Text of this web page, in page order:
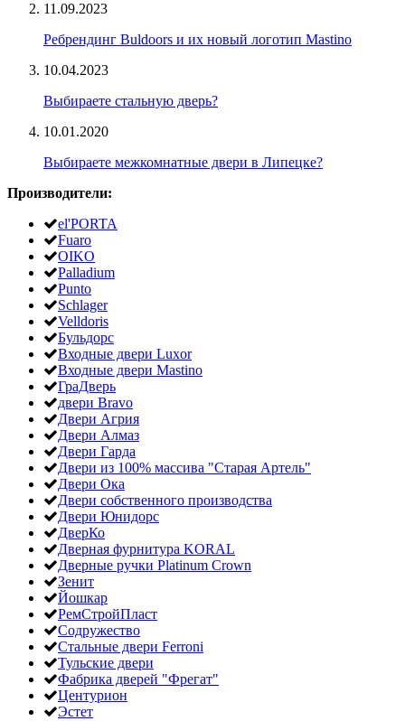
11.09.2023
Ребрендинг Buldoors и их новый логотип Mastino
10.04.2023
Выбираете стальную дверь?
10.01.2020
Выбираете межкомнатные двери в Липецке?
Производители:
el'PORTA
Fuaro
OIKO
Palladium
Punto
Schlager
Velldoris
Бульдорс
Входные двери Luxor
Входные двери Mastino
ГраДверь
двери Bravo
Двери Агрия
Двери Алмаз
Двери Гарда
Двери из 100% массива "Старая Артель"
Двери Ока
Двери собственного производства
Двери Юнидорс
ДверКо
Дверная фурнитура KORAL
Дверные ручки Platinum Crown
Зенит
Йошкар
РемСтройПласт
Содружество
Стальные двери Ferroni
Тульские двери
Фабрика дверей "Фрегат"
Центурион
Эстет